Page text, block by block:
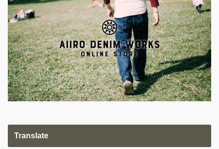
Translate